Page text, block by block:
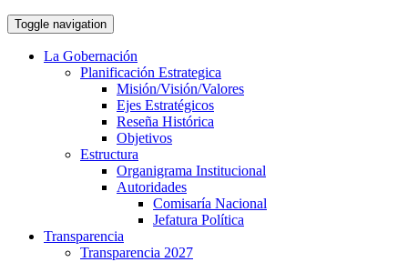
Toggle navigation
La Gobernación
Planificación Estrategica
Misión/Visión/Valores
Ejes Estratégicos
Reseña Histórica
Objetivos
Estructura
Organigrama Institucional
Autoridades
Comisaría Nacional
Jefatura Política
Transparencia
Transparencia 2027